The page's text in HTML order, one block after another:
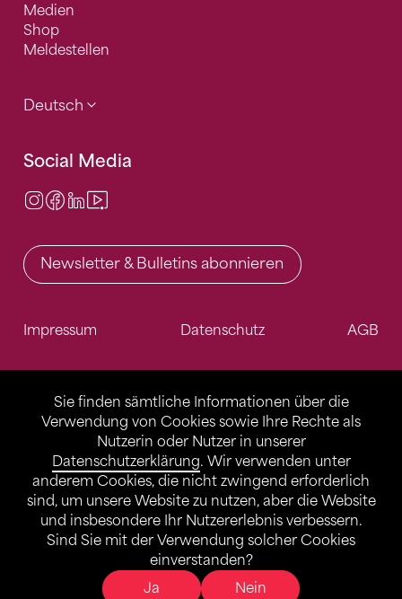
Sie finden sämtliche Informationen über die
Verwendung von Cookies sowie Ihre Rechte als
Nutzerin oder Nutzer in unserer
Datenschutzerklärung. Wir verwenden unter
anderem Cookies, die nicht zwingend erforderlich
sind, um unsere Website zu nutzen, aber die Website
und insbesondere Ihr Nutzererlebnis verbessern.
Sind Sie mit der Verwendung solcher Cookies
einverstanden?
Ja
Nein
Medien
Shop
Meldestellen
Deutsch
Social Media
Instagram
Facebook
LinkedIn
Newsletter & Bulletins abonnieren
Impressum Datenschutz AGB